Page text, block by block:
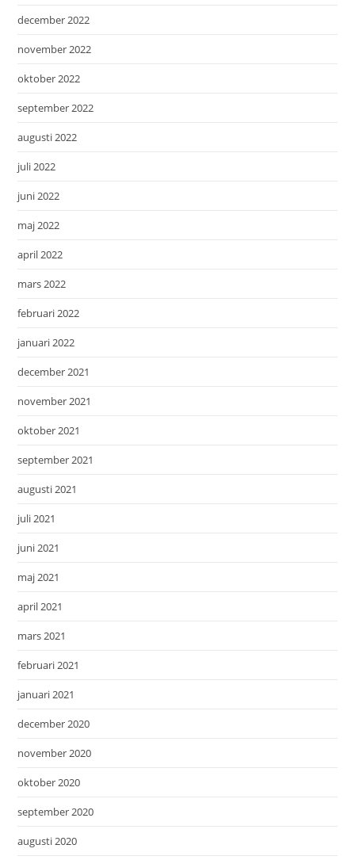
december 2022
november 2022
oktober 2022
september 2022
augusti 2022
juli 2022
juni 2022
maj 2022
april 2022
mars 2022
februari 2022
januari 2022
december 2021
november 2021
oktober 2021
september 2021
augusti 2021
juli 2021
juni 2021
maj 2021
april 2021
mars 2021
februari 2021
januari 2021
december 2020
november 2020
oktober 2020
september 2020
augusti 2020